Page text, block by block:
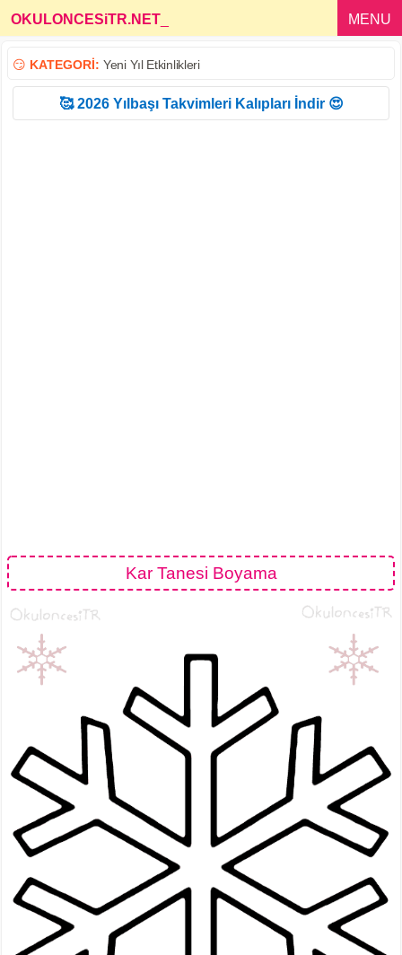
OKULONCESiTR.NET MENU
😏 KATEGORİ: Yeni Yıl Etkinlikleri
🥰 2026 Yılbaşı Takvimleri Kalıpları İndir 😍
Kar Tanesi Boyama